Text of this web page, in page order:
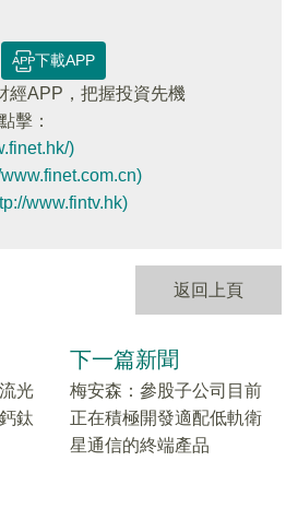
下載APP
經APP，把握投資先機
擊：
)
www.fintv.hk)
返回上頁
光
鈦
下一篇新聞
梅安森：參股子公司目前
正在積極開發適配低軌衛
星通信的終端產品